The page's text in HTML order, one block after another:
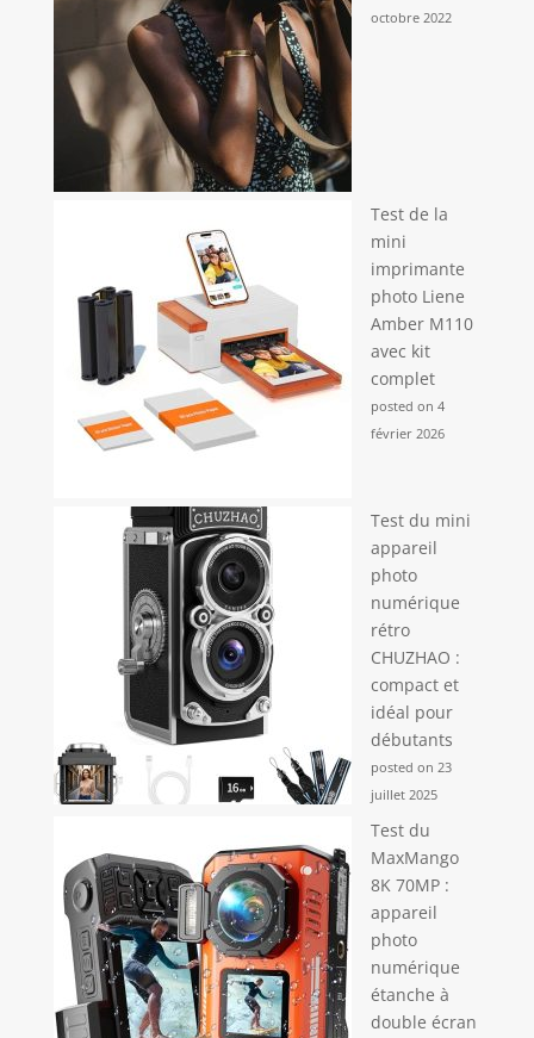
octobre 2022
Test de la
mini
imprimante
photo Liene
Amber M110
avec kit
complet
posted on 4
février 2026
Test du mini
appareil
photo
numérique
rétro
CHUZHAO :
compact et
idéal pour
débutants
posted on 23
juillet 2025
Test du
MaxMango
8K 70MP :
appareil
photo
numérique
étanche à
double écran